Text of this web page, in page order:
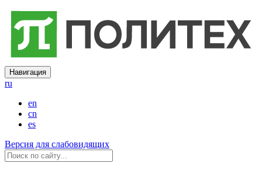
Навигация
ru
en
cn
es
Версия для слабовидящих